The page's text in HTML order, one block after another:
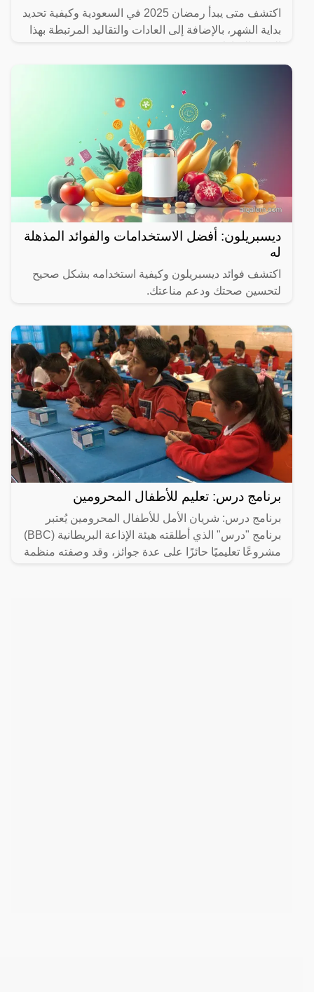
اكتشف متى يبدأ رمضان 2025 في السعودية وكيفية تحديد
بداية الشهر، بالإضافة إلى العادات والتقاليد المرتبطة بهذا
ديسبريلون: أفضل الاستخدامات والفوائد المذهلة
له
اكتشف فوائد ديسبريلون وكيفية استخدامه بشكل صحيح
لتحسين صحتك ودعم مناعتك.
برنامج درس: تعليم للأطفال المحرومين
برنامج درس: شريان الأمل للأطفال المحرومين يُعتبر
برنامج "درس" الذي أطلقته هيئة الإذاعة البريطانية (BBC)
مشروعًا تعليميًا حائزًا على عدة جوائز، وقد وصفته منظمة